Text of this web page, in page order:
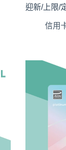
迎新/上限/
信用